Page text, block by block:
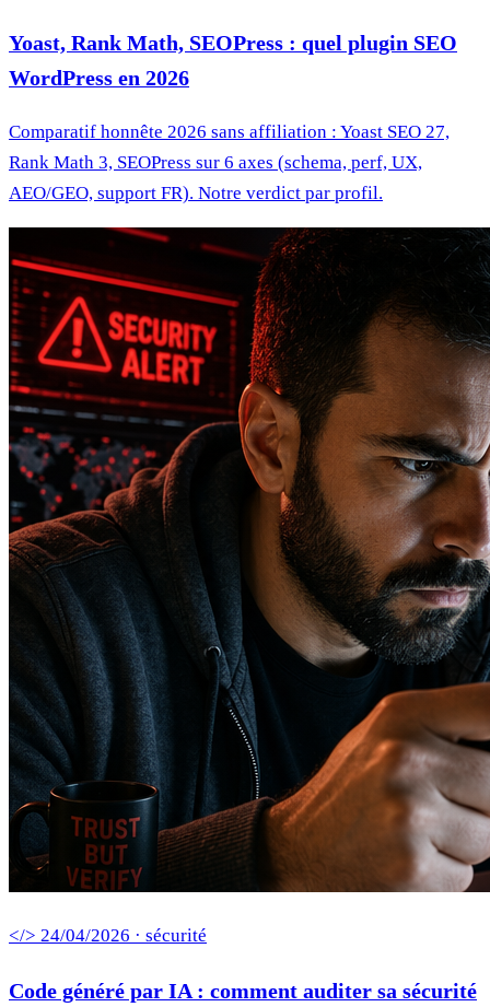
Yoast, Rank Math, SEOPress : quel plugin SEO
WordPress en 2026
Comparatif honnête 2026 sans affiliation : Yoast SEO 27,
Rank Math 3, SEOPress sur 6 axes (schema, perf, UX,
AEO/GEO, support FR). Notre verdict par profil.
</> 24/04/2026 · sécurité
Code généré par IA : comment auditer sa sécurité